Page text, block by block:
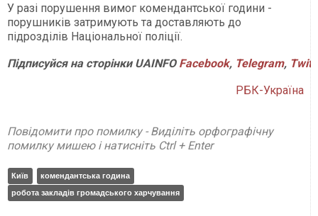
У разі порушення вимог комендантської години -
порушників затримують та доставляють до
підрозділів Національної поліції.
Підписуйся на сторінки UAINFO Facebook, Telegram,
РБК-Україна
Повідомити про помилку - Виділіть орфографічну
помилку мишею і натисніть Ctrl + Enter
Київ
комендантська година
робота закладів громадського харчування